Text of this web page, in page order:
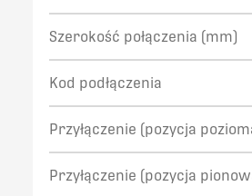
Szerokość połączenia (mm)
Kod podłączenia
Przyłączenie (pozycja
Przyłączenie (pozycja